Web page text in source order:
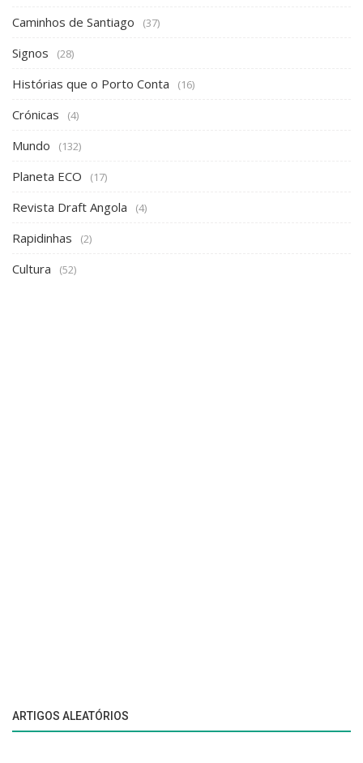
Caminhos de Santiago (37)
Signos (28)
Histórias que o Porto Conta (16)
Crónicas (4)
Mundo (132)
Planeta ECO (17)
Revista Draft Angola (4)
Rapidinhas (2)
Cultura (52)
ARTIGOS ALEATÓRIOS